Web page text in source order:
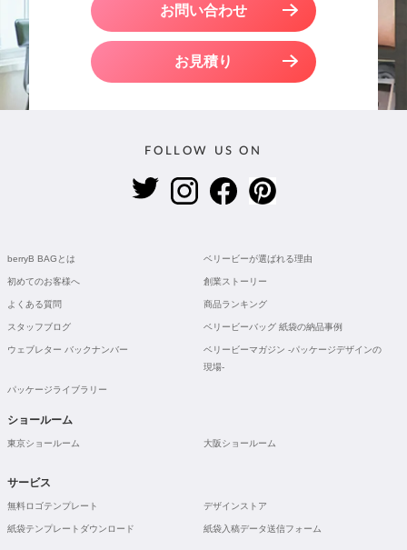
お問い合わせ
お見積り
FOLLOW US ON
berryB BAGとは ベリービーが選ばれる理由
初めてのお客様へ 創業ストーリー
よくある質問 商品ランキング
スタッフブログ ベリービーバッグ 紙袋の納品事例
ウェブレター バックナンバー
ベリービーマガジン -パッケージデザインの
現場-
パッケージライブラリー
ショールーム
東京ショールーム 大阪ショールーム
サービス
無料ロゴテンプレート デザインストア
紙袋テンプレートダウンロード 紙袋入稿データ送信フォーム